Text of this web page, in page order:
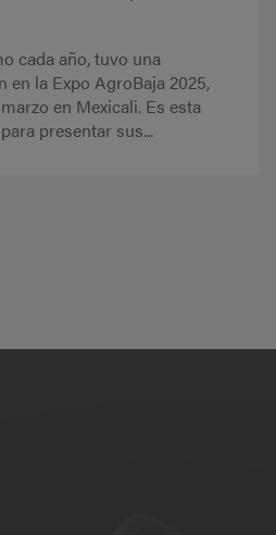
cada año, tuvo una
en la Expo AgroBaja 2025,
en Mexicali. Es esta
presentar sus...